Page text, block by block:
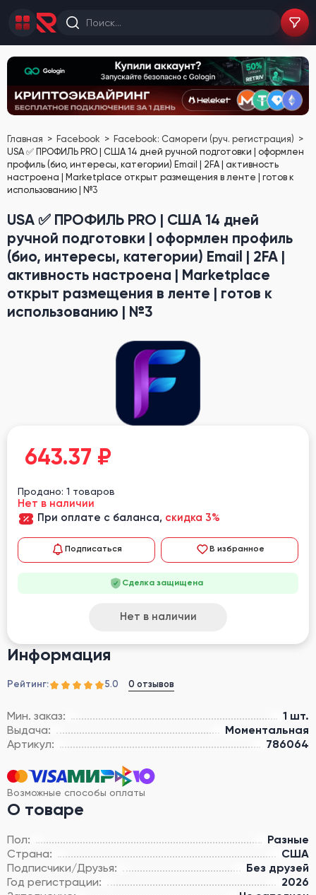
Главная Facebook
Facebook: Самореги (руч. регистрация)
USA ✅ ПРОФИЛЬ PRO | США 14 дней ручной подготовки | оформлен
профиль (био, интересы, категории) Email | 2FA | активность
настроена | Marketplace открыт размещения в ленте | готов к
использованию | №3
USA ✅ ПРОФИЛЬ PRO | США 14 дней
ручной подготовки | оформлен профиль
(био, интересы, категории) Email | 2FA |
активность настроена | Marketplace
открыт размещения в ленте | готов к
использованию | №3
Информация
Рейтинг: 5.0 0 отзывов
Мин. заказ:
1 шт.
Выдача:
Моментальная
Артикул:
786064
Возможные способы оплаты
О товаре
Пол:
Разные
Страна:
США
Подписчики/Друзья:
Без друзей
Год регистрации:
2026
643.37 ₽
Продано: 1 товаров
Нет в наличии
При оплате с баланса, скидка 3%
Подписаться В избранное
Сделка защищена
Нет в наличии